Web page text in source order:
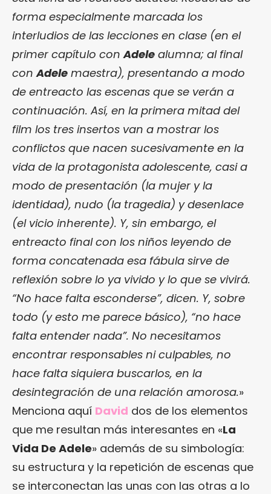
forma especialmente marcada los
interludios de las lecciones en clase (en el
primer capítulo conAdele alumna; al final
conAdele maestra), presentando a modo
de entreacto las escenas que se verán a
continuación. Así, en la primera mitad del
film los tres insertos van a mostrar los
conflictos que nacen sucesivamente en la
vida de la protagonista adolescente, casi a
modo de presentación (la mujer y la
identidad), nudo (la tragedia) y desenlace
(el vicio inherente). Y, sin embargo, el
entreacto final con los niños leyendo de
forma concatenada esa fábula sirve de
reflexión sobre lo ya vivido y lo que se vivirá.
“No hace falta esconderse”, dicen. Y, sobre
todo (y esto me parece básico), “no hace
falta entender nada”. No necesitamos
encontrar responsables ni culpables, no
hace falta siquiera buscarlos, en la
desintegración de una relación amorosa.»
Menciona aquí David dos de los elementos
que me resultan más interesantes en «La
Vida De Adele» además de su simbología:
su estructura y la repetición de escenas que
se interconectan las unas con las otras a lo